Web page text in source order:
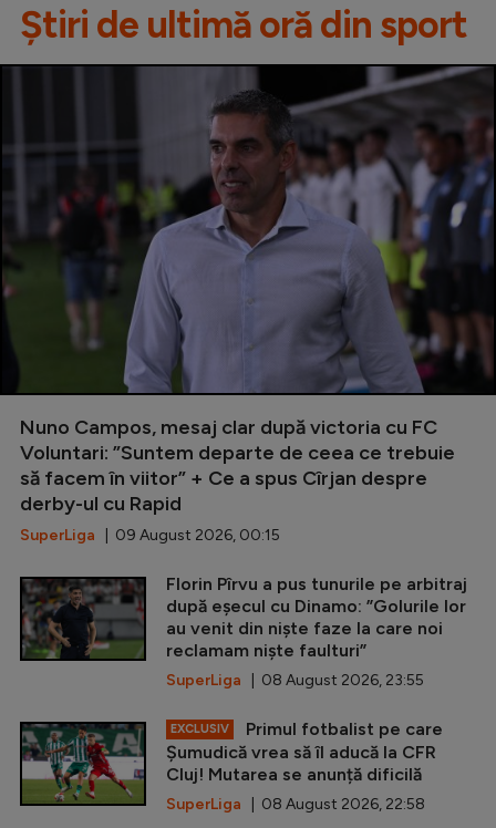
Știri de ultimă oră din sport
Nuno Campos, mesaj clar după victoria cu FC
Voluntari: ”Suntem departe de ceea ce trebuie
să facem în viitor” + Ce a spus Cîrjan despre
derby-ul cu Rapid
SuperLiga | 09 August 2026, 00:15
Florin Pîrvu a pus tunurile pe arbitraj
după eșecul cu Dinamo: ”Golurile lor
au venit din niște faze la care noi
reclamam niște faulturi”
SuperLiga | 08 August 2026, 23:55
EXCLUSIV
Primul fotbalist pe care
Șumudică vrea să îl aducă la CFR
Cluj! Mutarea se anunță dificilă
SuperLiga | 08 August 2026, 22:58